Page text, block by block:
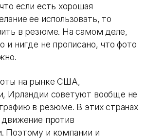
если есть хорошая
ее использовать, то
в резюме. На самом деле,
и нигде не прописано, что фото
на рынке США,
Ирландии советуют вообще не
в резюме. В этих странах
движение против
Поэтому и компании и